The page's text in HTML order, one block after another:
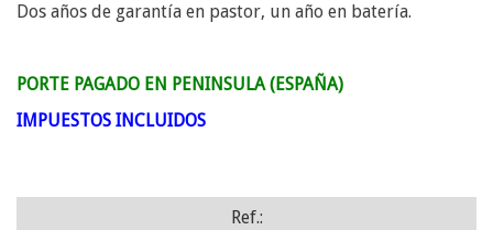
Dos años de garantía en pastor, un año en batería.
PORTE PAGADO EN PENINSULA (ESPAÑA)
IMPUESTOS INCLUIDOS
Ref.: